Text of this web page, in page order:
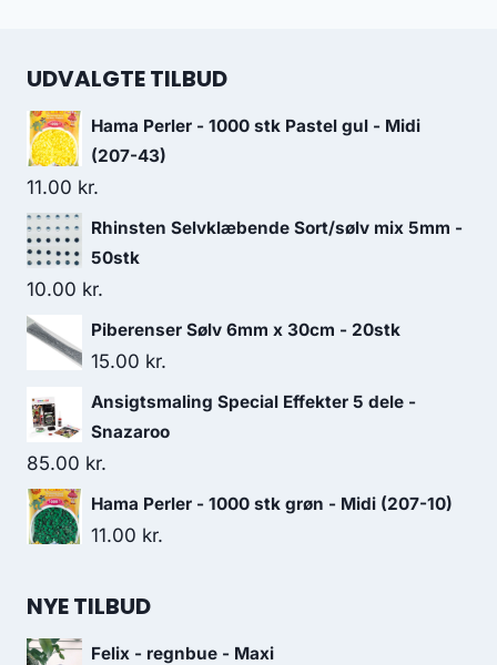
UDVALGTE TILBUD
Hama Perler - 1000 stk Pastel gul - Midi
(207-43)
11.00 kr.
Rhinsten Selvklæbende Sort/sølv mix 5mm -
50stk
10.00 kr.
Piberenser Sølv 6mm x 30cm - 20stk
15.00 kr.
Ansigtsmaling Special Effekter 5 dele -
Snazaroo
85.00 kr.
Hama Perler - 1000 stk grøn - Midi (207-10)
11.00 kr.
NYE TILBUD
Felix - regnbue - Maxi